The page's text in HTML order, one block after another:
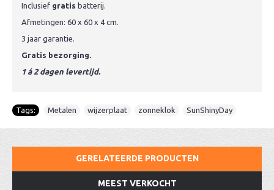
Inclusief gratis batterij.
Afmetingen: 60 x 60 x 4 cm.
3 jaar garantie.
Gratis bezorging.
1 á 2 dagen levertijd.
Tags: Metalen wijzerplaat zonneklok SunShinyDay
GERELATEERDE PRODUCTEN
MEEST VERKOCHT